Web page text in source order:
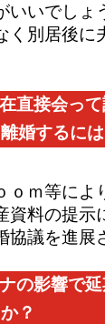
いでしょ
く別居後
直接会っ
婚するに
ｏｍ等に
資料の提
協議を進展
の影響で
？